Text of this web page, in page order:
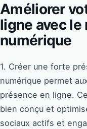
Améliorer
ligne avec
numérique
1. Créer une forte
numérique permet
présence en ligne.
bien conçu et
sociaux actifs et